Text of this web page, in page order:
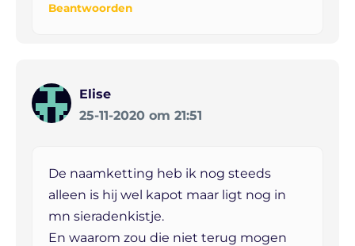
Beantwoorden
Elise
25-11-2020 om 21:51
De naamketting heb ik nog steeds
alleen is hij wel kapot maar ligt nog in
mn sieradenkistje.
En waarom zou die niet terug mogen